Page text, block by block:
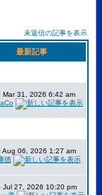
未返信の記事を表示
最新記事
Mar 31, 2026 6:42 am
Aug 06, 2026 1:27 am
徳
Jul 27, 2026 10:20 pm